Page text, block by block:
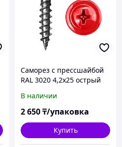
Саморез с прессшайбой
RAL 3020 4,2х25 острый
В наличии
2 650₸/упаковка
Купить